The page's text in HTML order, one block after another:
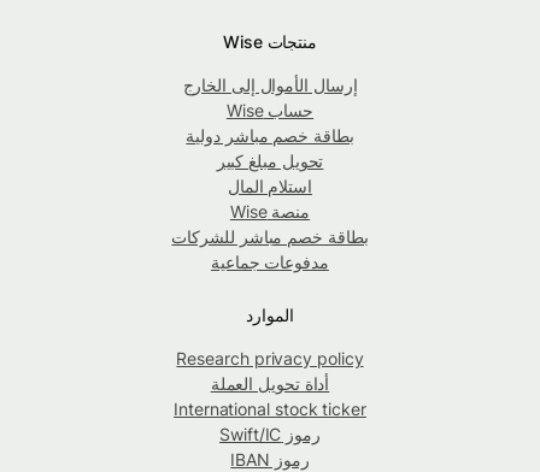
منتجات Wise
إرسال الأموال إلى الخارج
حساب Wise
بطاقة خصم مباشر دولية
تحويل مبلغ كبير
استلام المال
منصة Wise
بطاقة خصم مباشر للشركات
مدفوعات جماعية
الموارد
Research privacy policy
أداة تحويل العملة
International stock ticker
رموز Swift/IC
رموز IBAN